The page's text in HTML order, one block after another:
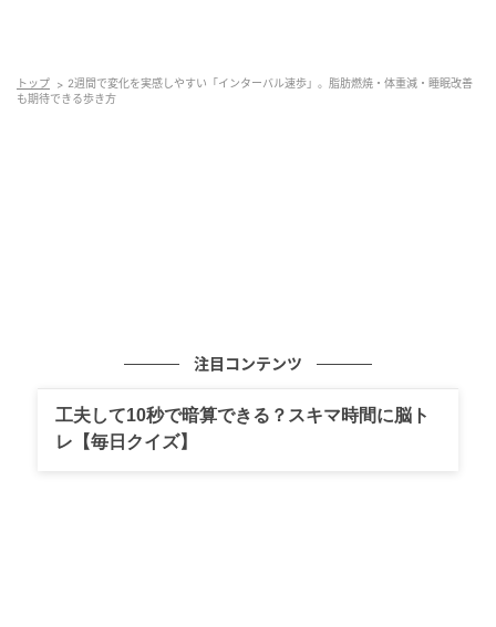
インターバル速歩によって筋肉量が増えると、基礎代
謝もアップし、脂肪が燃焼します。その結果、体重が
なって、水分貯留ホルモンや成長ホルモンなどが分泌
水分貯留ホルモンは腎臓から水分の排泄を抑制し、体
トップ
2週間で変化を実感しやすい「インターバル速歩」。脂肪燃焼・体重減・睡眠改善
も期待できる歩き方
注目コンテンツ
工夫して10秒で暗算できる？スキマ時間に脳ト
レ【毎日クイズ】